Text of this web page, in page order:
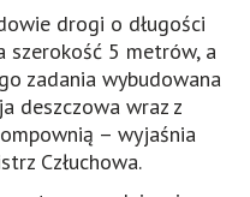
drogi o długości
szerokość 5 metrów, a
zadania wybudowana
deszczowa wraz z
– wyjaśnia
Człuchowa.